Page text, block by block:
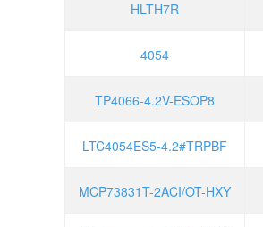
HLTH7R
4054
TP4066-4.2V-ESOP8
LTC4054ES5-4.2#TRPBF
MCP73831T-2ACI/OT-HXY